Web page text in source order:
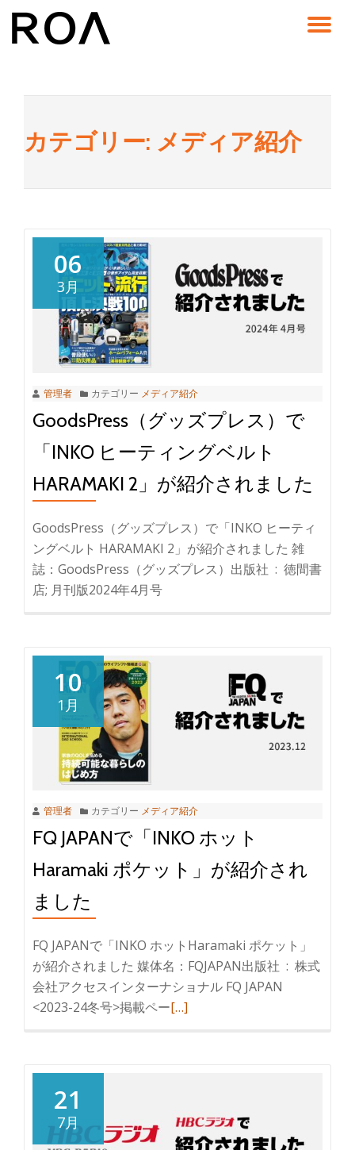
カテゴリー: メディア紹介
06
3月
管理者 カテゴリー メディア紹介
GoodsPress（グッズプレス）で
「INKO ヒーティングベルト
HARAMAKI 2」が紹介されました
GoodsPress（グッズプレス）で「INKO ヒーティ
ングベルト HARAMAKI 2」が紹介されました 雑
誌：GoodsPress（グッズプレス）出版社 ‏ : ‎ 徳間書
店; 月刊版2024年4月号
10
1月
管理者 カテゴリー メディア紹介
FQ JAPANで「INKO ホット
Haramaki ポケット」が紹介され
ました
FQ JAPANで「INKO ホットHaramaki ポケット」
が紹介されました 媒体名：FQJAPAN出版社 ‏ : ‎ 株式
会社アクセスインターナショナル FQ JAPAN
<2023-24冬号>掲載ペー[…]
21
7月